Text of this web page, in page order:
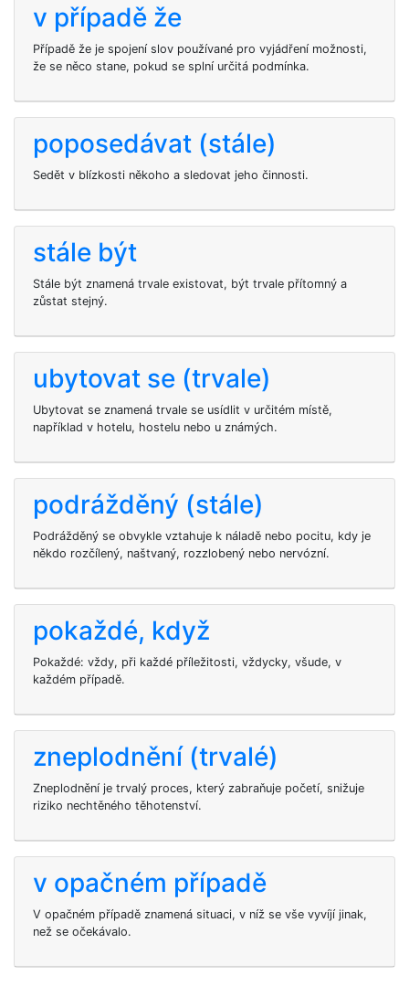
v případě že
Případě že je spojení slov používané pro vyjádření možnosti,
že se něco stane, pokud se splní určitá podmínka.
poposedávat (stále)
Sedět v blízkosti někoho a sledovat jeho činnosti.
stále být
Stále být znamená trvale existovat, být trvale přítomný a
zůstat stejný.
ubytovat se (trvale)
Ubytovat se znamená trvale se usídlit v určitém místě,
například v hotelu, hostelu nebo u známých.
podrážděný (stále)
Podrážděný se obvykle vztahuje k náladě nebo pocitu, kdy je
někdo rozčílený, naštvaný, rozzlobený nebo nervózní.
pokaždé, když
Pokaždé: vždy, při každé příležitosti, vždycky, všude, v
každém případě.
zneplodnění (trvalé)
Zneplodnění je trvalý proces, který zabraňuje početí, snižuje
riziko nechtěného těhotenství.
v opačném případě
V opačném případě znamená situaci, v níž se vše vyvíjí jinak,
než se očekávalo.